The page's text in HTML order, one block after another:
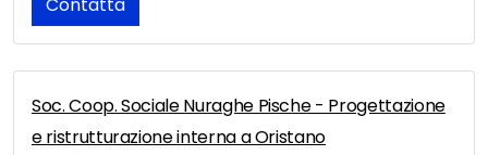
Contatta
Soc. Coop. Sociale Nuraghe Pische - Progettazione
e ristrutturazione interna a Oristano